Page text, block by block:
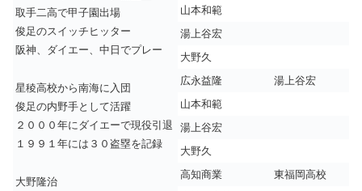
取手二高で甲子園出場
俊足のスイッチヒッター
阪神、ダイエー、中日でプレー
山本和範
湯上谷宏
大野久
星稜高校から南海に入団
俊足の内野手として活躍
２０００年にダイエーで現役引退
１９９１年には３０盗塁を記録
広永益隆
湯上谷宏
山本和範
湯上谷宏
大野久
大野隆治
高知商業
東福岡高校